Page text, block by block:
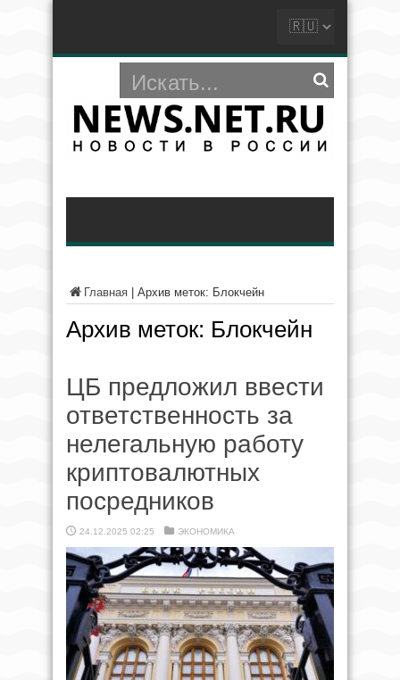
Главная Архив меток: Блокчейн
Архив меток: Блокчейн
ЦБ предложил ввести
ответственность за
нелегальную работу
криптовалютных
посредников
24.12.2025 02:25 ЭКОНОМИКА